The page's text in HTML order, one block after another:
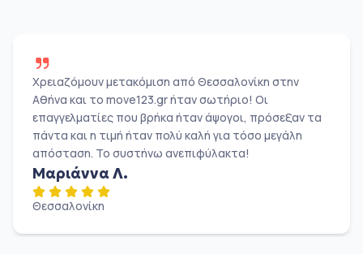
Χρειαζόμουν μετακόμιση από Θεσσαλονίκη στην
Αθήνα και το move123.gr ήταν σωτήριο! Οι
επαγγελματίες που βρήκα ήταν άψογοι, πρόσεξαν τα
πάντα και η τιμή ήταν πολύ καλή για τόσο μεγάλη
απόσταση. Το συστήνω ανεπιφύλακτα!
Μαριάννα Λ.
Θεσσαλονίκη